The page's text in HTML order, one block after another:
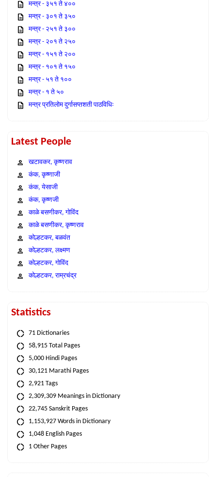
मन्त्र - ३५१ ते ४००
मन्त्र - ३०१ ते ३५०
मन्त्र - २५१ ते ३००
मन्त्र - २०१ ते २५०
मन्त्र - १५१ ते २००
मन्त्र - १०१ ते १५०
मन्त्र - ५१ ते १००
मन्त्र - १ ते ५०
मन्त्र प्रतिलोम दुर्गासप्तशती पाठविधिः
Latest People
खटावकर, कृष्णराव
कंक, कृष्णाजी
कंक, येसाजी
कंक, कृष्णजी
काळे बसणीकर, गोविंद
काळे बसणीकर, कृष्णराव
कोल्हटकर, बळवंत
कोल्हटकर, लक्ष्मण
कोल्हटकर, गोविंद
कोल्हटकर, राम्रचंद्र
Statistics
71 Dictionaries
58,915 Total Pages
5,000 Hindi Pages
30,121 Marathi Pages
2,921 Tags
2,309,309 Meanings in Dictionary
22,745 Sanskrit Pages
1,153,927 Words in Dictionary
1,048 English Pages
1 Other Pages